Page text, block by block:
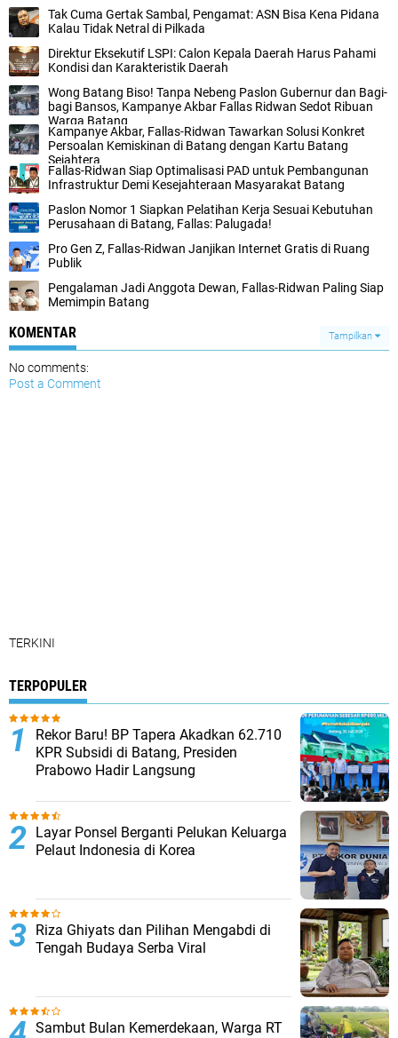
Tak Cuma Gertak Sambal, Pengamat: ASN Bisa Kena Pidana
Kalau Tidak Netral di Pilkada
Direktur Eksekutif LSPI: Calon Kepala Daerah Harus Pahami
Kondisi dan Karakteristik Daerah
Wong Batang Biso! Tanpa Nebeng Paslon Gubernur dan Bagi-
bagi Bansos, Kampanye Akbar Fallas Ridwan Sedot Ribuan
Warga Batang
Kampanye Akbar, Fallas-Ridwan Tawarkan Solusi Konkret
Persoalan Kemiskinan di Batang dengan Kartu Batang
Sejahtera
Fallas-Ridwan Siap Optimalisasi PAD untuk Pembangunan
Infrastruktur Demi Kesejahteraan Masyarakat Batang
Paslon Nomor 1 Siapkan Pelatihan Kerja Sesuai Kebutuhan
Perusahaan di Batang, Fallas: Palugada!
Pro Gen Z, Fallas-Ridwan Janjikan Internet Gratis di Ruang
Publik
Pengalaman Jadi Anggota Dewan, Fallas-Ridwan Paling Siap
Memimpin Batang
KOMENTAR Tampilkan
No comments:
Post a Comment
TERKINI
TERPOPULER
Rekor Baru! BP Tapera Akadkan 62.710
KPR Subsidi di Batang, Presiden
Prabowo Hadir Langsung
Layar Ponsel Berganti Pelukan Keluarga
Pelaut Indonesia di Korea
Riza Ghiyats dan Pilihan Mengabdi di
Tengah Budaya Serba Viral
Sambut Bulan Kemerdekaan, Warga RT